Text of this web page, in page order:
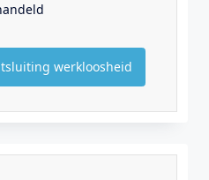
werkloosheid